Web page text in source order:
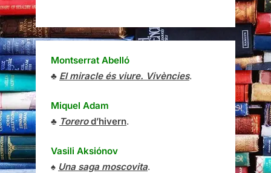
Montserrat Abelló
♣ El miracle és viure. Vivències.
Miquel Adam
♣ Torerod’hivern.
Vasili Aksiónov
♠ Una saga moscovita.